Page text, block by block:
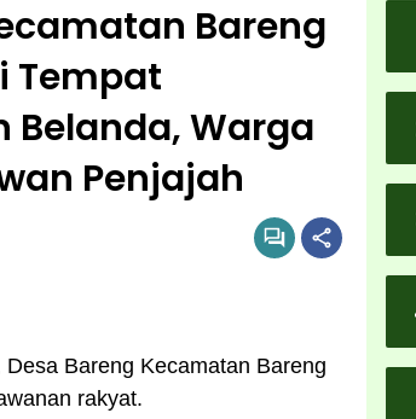
Bareng
Tempat
Belanda, Warga
Penjajah
Bareng Kecamatan Bareng
rakyat.